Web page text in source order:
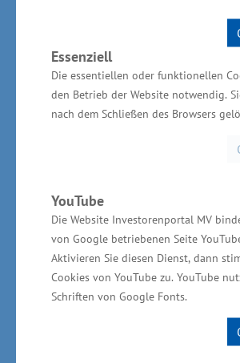
Essenziell
Die essentiellen oder funktionellen
den Betrieb der Website notwendig.
nach dem Schließen des Browsers
YouTube
Die Website Investorenportal MV
von Google betriebenen Seite
Aktivieren Sie diesen Dienst, dann
Cookies von YouTube zu. YouTube
Schriften von Google Fonts.
kommunaler und regionaler
Gebühren für Anwohner sind
Darüber hinaus muss auch
inwiefern Tageskäste überhaupt
gebeten werden sollten“, so
Der Minister sagte, dass es
Tourismus einzahlt, muss am
er dafür bekommt. Der Mehrwert
Hierzu zählen beispielsweise die
Nutzung des ÖPNV oder
Besuch von touristischen
Zusammenarbeit der